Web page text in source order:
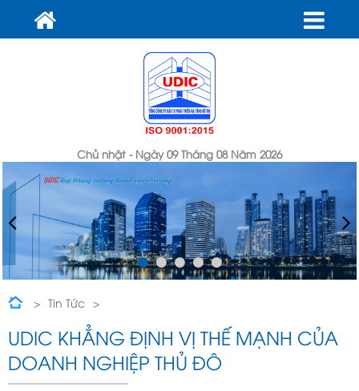
Chủ nhật - Ngày 09 Tháng 08 Năm 2026
Tin Tức
UDIC khẳng định vị thế mạnh của Doanh nghiệp Thủ đô
UDIC KHẲNG ĐỊNH VỊ THẾ MẠNH CỦA
DOANH NGHIỆP THỦ ĐÔ